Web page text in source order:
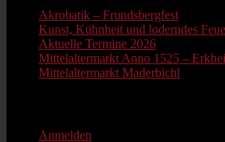
Akrobatik – Frundsbergfest
Kunst, Kühnheit und loderndes
Aktuelle Termine 2026
Mittelaltermarkt Anno 1525 –
Mittelaltermarkt Maderbichl
Anmelden